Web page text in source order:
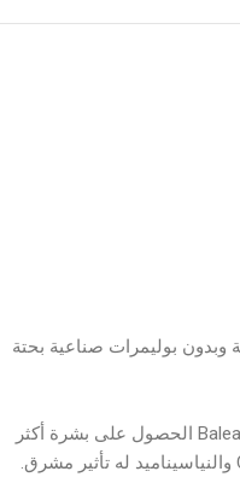
وبدون بوليمرات صناعية بحتة
يضمن تفتيح البقع الداكنة بفيتامين C من Balea الحصول على بشرة أكثر
تناسقًا. مزيج العنصر النشط مع فيتامين C والنياسيناميد له تأثير مشرق.